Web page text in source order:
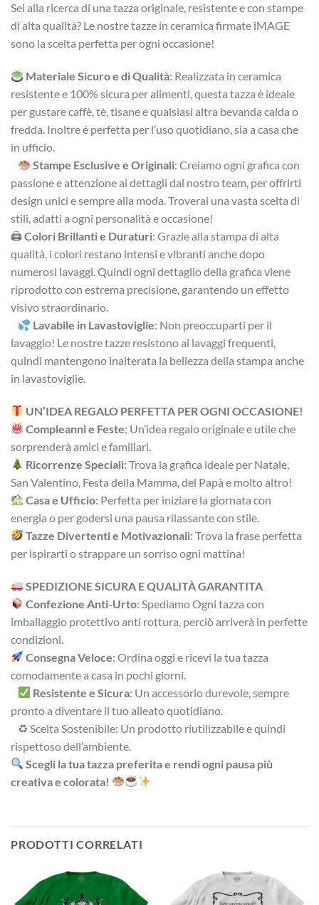
Sei alla ricerca di una tazza originale, resistente e con stampe
di alta qualità? Le nostre tazze in ceramica firmate iMAGE
sono la scelta perfetta per ogni occasione!
Materiale Sicuro e di Qualità: Realizzata in ceramica
resistente e 100% sicura per alimenti, questa tazza è ideale
per gustare caffè, tè, tisane e qualsiasi altra bevanda calda o
fredda. Inoltre è perfetta per l’uso quotidiano, sia a casa che
in ufficio.
Stampe Esclusive e Originali: Creiamo ogni grafica con
passione e attenzione ai dettagli dal nostro team, per offrirti
design unici e sempre alla moda. Troverai una vasta scelta di
stili, adatti a ogni personalità e occasione!
🖨 Colori Brillanti e Duraturi: Grazie alla stampa di alta
qualità, i colori restano intensi e vibranti anche dopo
numerosi lavaggi. Quindi ogni dettaglio della grafica viene
riprodotto con estrema precisione, garantendo un effetto
visivo straordinario.
Lavabile in Lavastoviglie: Non preoccuparti per il
lavaggio! Le nostre tazze resistono ai lavaggi frequenti,
quindi mantengono inalterata la bellezza della stampa anche
in lavastoviglie.
UN’IDEA REGALO PERFETTA PER OGNI OCCASIONE!
Compleanni e Feste: Un’idea regalo originale e utile che
sorprenderà amici e familiari.
Ricorrenze Speciali: Trova la grafica ideale per Natale,
San Valentino, Festa della Mamma, del Papà e molto altro!
Casa e Ufficio: Perfetta per iniziare la giornata con
energia o per godersi una pausa rilassante con stile.
Tazze Divertenti e Motivazionali: Trova la frase perfetta
per ispirarti o strappare un sorriso ogni mattina!
SPEDIZIONE SICURA E QUALITÀ GARANTITA
Confezione Anti-Urto: Spediamo Ogni tazza con
imballaggio protettivo anti rottura, perciò arriverà in perfette
condizioni.
Consegna Veloce: Ordina oggi e ricevi la tua tazza
comodamente a casa in pochi giorni.
Resistente e Sicura: Un accessorio durevole, sempre
pronto a diventare il tuo alleato quotidiano.
♻ Scelta Sostenibile: Un prodotto riutilizzabile e quindi
rispettoso dell’ambiente.
Scegli la tua tazza preferita e rendi ogni pausa più
creativa e colorata!
PRODOTTI CORRELATI